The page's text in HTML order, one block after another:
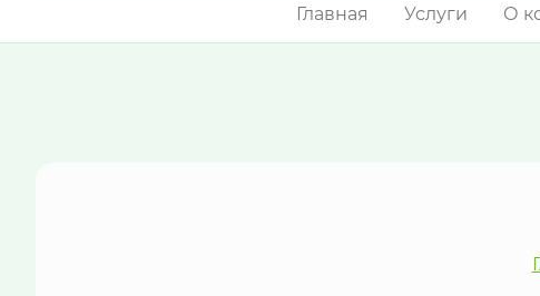
Главная Услуги О